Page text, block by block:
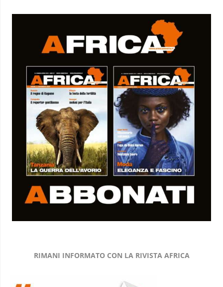
RIMANI INFORMATO CON LA RIVISTA AFRICA